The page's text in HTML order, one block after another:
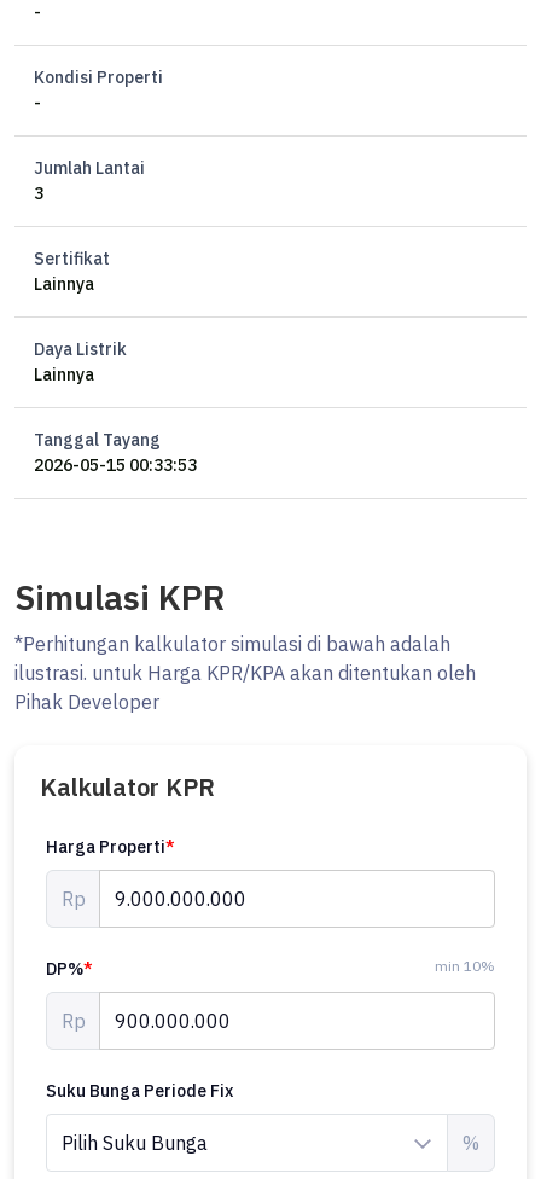
-
Kondisi Properti
-
Jumlah Lantai
3
Sertifikat
Lainnya
Daya Listrik
Lainnya
Tanggal Tayang
2026-05-15 00:33:53
Simulasi KPR
*Perhitungan kalkulator simulasi di bawah adalah
ilustrasi. untuk Harga KPR/KPA akan ditentukan oleh
Pihak Developer
Kalkulator KPR
Harga Properti*
Rp
DP%* min 10%
Rp
Suku Bunga Periode Fix
%